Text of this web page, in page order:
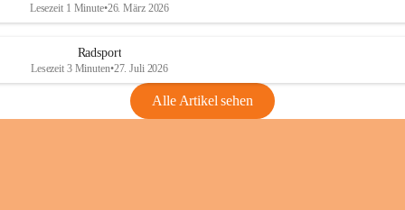
Lesezeit 1 Minute•26. März 2026
Radsport
Lesezeit 3 Minuten•27. Juli 2026
Alle Artikel sehen